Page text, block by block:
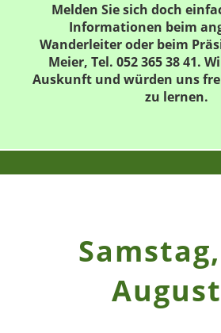
Melden Sie sich doch
Informationen beim
Wanderleiter oder beim
Meier, Tel. 052 365 38 41.
Auskunft und würden uns
zu lernen.